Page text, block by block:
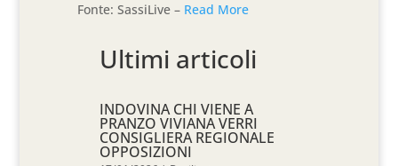
Fonte: SassiLive – Read More
Ultimi articoli
INDOVINA CHI VIENE A
PRANZO VIVIANA VERRI
CONSIGLIERA REGIONALE
OPPOSIZIONI